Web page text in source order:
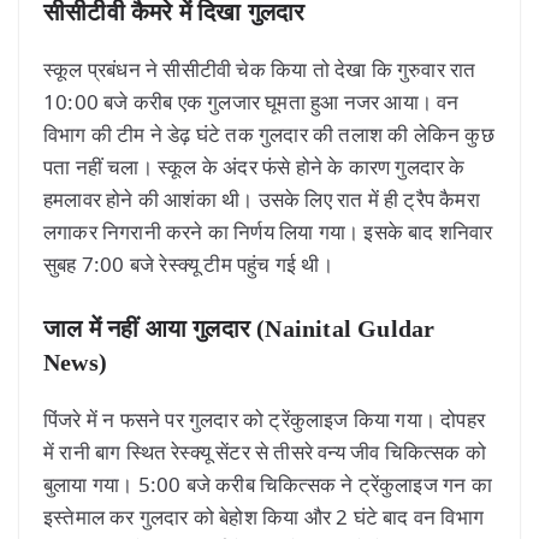
सीसीटीवी कैमरे में दिखा गुलदार
स्कूल प्रबंधन ने सीसीटीवी चेक किया तो देखा कि गुरुवार रात
10:00 बजे करीब एक गुलजार घूमता हुआ नजर आया। वन
विभाग की टीम ने डेढ़ घंटे तक गुलदार की तलाश की लेकिन कुछ
पता नहीं चला। स्कूल के अंदर फंसे होने के कारण गुलदार के
हमलावर होने की आशंका थी। उसके लिए रात में ही ट्रैप कैमरा
लगाकर निगरानी करने का निर्णय लिया गया। इसके बाद शनिवार
सुबह 7:00 बजे रेस्क्यू टीम पहुंच गई थी।
जाल में नहीं आया गुलदार (Nainital Guldar
News)
पिंजरे में न फसने पर गुलदार को ट्रेंकुलाइज किया गया। दोपहर
में रानी बाग स्थित रेस्क्यू सेंटर से तीसरे वन्य जीव चिकित्सक को
बुलाया गया। 5:00 बजे करीब चिकित्सक ने ट्रेंकुलाइज गन का
इस्तेमाल कर गुलदार को बेहोश किया और 2 घंटे बाद वन विभाग